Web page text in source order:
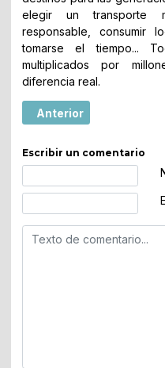
elegir un transporte
responsable, consumir
tomarse el tiempo...
multiplicados por
diferencia real.
Artículo anterior:
Anterior
Escribir un comentario